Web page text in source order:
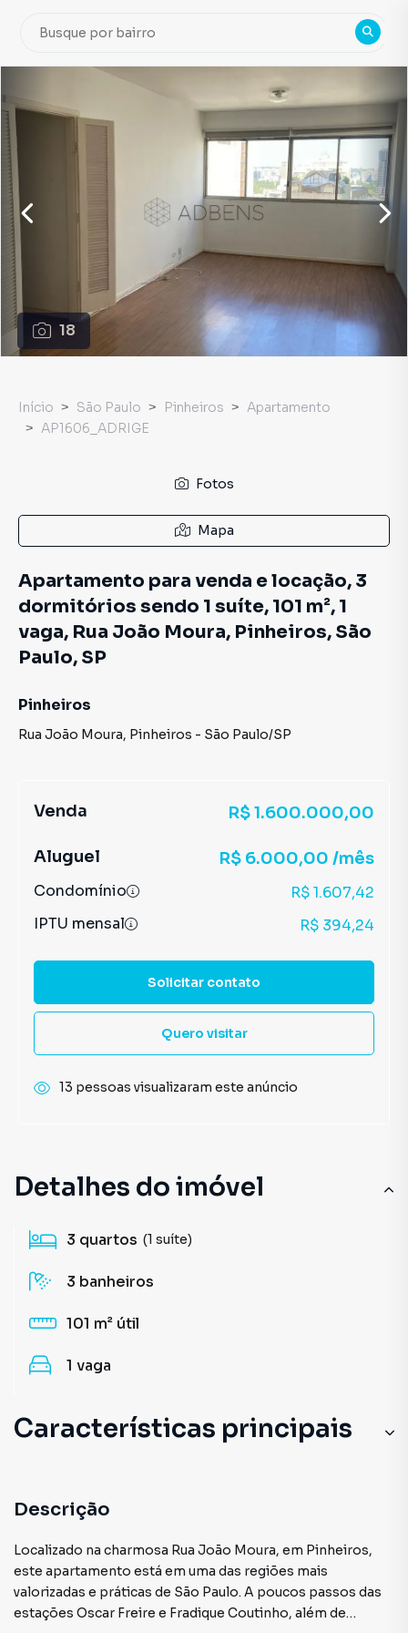
18
Detalhes do imóvel
3 quartos (1 suíte)
3 banheiros
101 m² útil
1 vaga
Características principais
Andar Alto
Decorado
Tábua / Madeira
Descrição
Localizado na charmosa Rua João Moura, em Pinheiros,
este apartamento está em uma das regiões mais
valorizadas e práticas de São Paulo. A poucos passos das
estações Oscar Freire e Fradique Coutinho, além de
Início São Paulo Pinheiros
Apartamento
AP1606_ADRIGE
Fotos
Mapa
Apartamento para venda e locação, 3
dormitórios sendo 1 suíte, 101 m², 1
vaga, Rua João Moura, Pinheiros, São
Paulo, SP
Pinheiros
Rua João Moura, Pinheiros - São Paulo/SP
Venda R$ 1.600.000,00
Aluguel R$ 6.000,00 /mês
Condomínio
R$ 1.607,42
IPTU mensal
R$ 394,24
Solicitar contato
Quero visitar
13 pessoas visualizaram este anúncio